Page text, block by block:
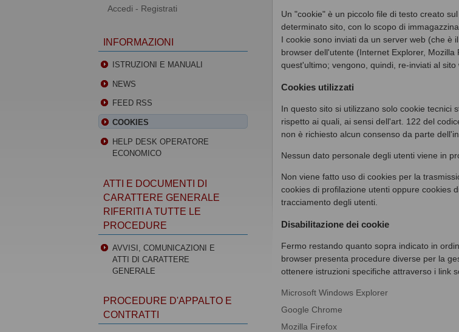
Un "cookie" è un piccolo file di testo creato
determinato sito, con lo scopo di
I cookie sono inviati da un server web (che è
browser dell'utente (Internet Explorer,
quest'ultimo; vengono, quindi, re-inviati al
Cookies utilizzati
In questo sito si utilizzano solo cookie tecnici
rispetto ai quali, ai sensi dell'art. 122 del
non è richiesto alcun consenso da parte
Nessun dato personale degli utenti viene in
Non viene fatto uso di cookies per la
cookies di profilazione utenti oppure cookies
tracciamento degli utenti.
Disabilitazione dei cookie
Fermo restando quanto sopra indicato in
browser presenta procedure diverse per la
ottenere istruzioni specifiche attraverso i link
Microsoft Windows Explorer
Google Chrome
Mozilla Firefox
Accedi - Registrati
INFORMAZIONI
ISTRUZIONI E MANUALI
NEWS
FEED RSS
COOKIES
HELP DESK OPERATORE
ECONOMICO
ATTI E DOCUMENTI DI
CARATTERE GENERALE
RIFERITI A TUTTE LE
PROCEDURE
AVVISI, COMUNICAZIONI E
ATTI DI CARATTERE
GENERALE
PROCEDURE D'APPALTO E
CONTRATTI